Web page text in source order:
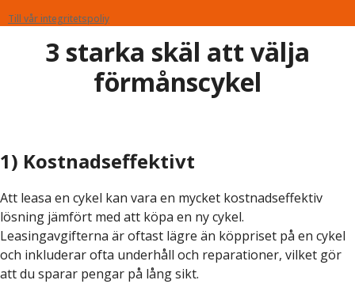
Till vår integritetspoliy
3 starka skäl att välja
förmånscykel
1) Kostnadseffektivt
Att leasa en cykel kan vara en mycket kostnadseffektiv
lösning jämfört med att köpa en ny cykel.
Leasingavgifterna är oftast lägre än köppriset på en cykel
och inkluderar ofta underhåll och reparationer, vilket gör
att du sparar pengar på lång sikt.